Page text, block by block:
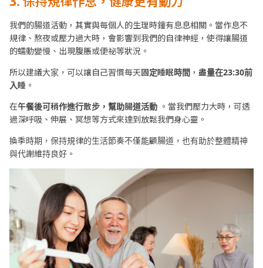
我們的腸道活動，其實與每個人的生理時鐘有息息相關。當作息不
規律、熬夜或壓力過大時，會影響到我們的自律神經，使得讓腸道
的蠕動變慢、出現腹脹或便祕等狀況。
所以建議大家，可以讓自己習慣每天固定睡眠時間 ， 盡量在23:30前
入睡 。
在午餐後可稍作進行散步，幫助腸道活動 。當我們壓力大時，可透
過深呼吸、伸展、冥想等方式來達到放鬆我們身心靈。
換季時期，保持規律的生活節奏不僅能顧腸道，也有助於整體精神
與代謝維持良好。